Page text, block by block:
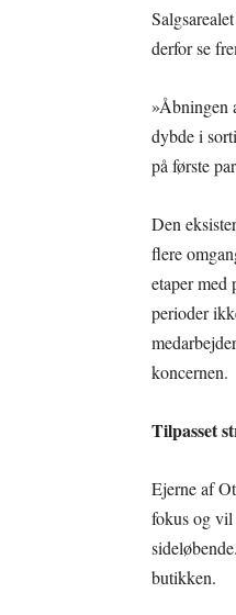
derfor se
»Åbningen
dybde i
på første
Den
flere
etaper med
perioder
koncernen.
Tilpasset
Ejerne af
fokus og vil
butikken.